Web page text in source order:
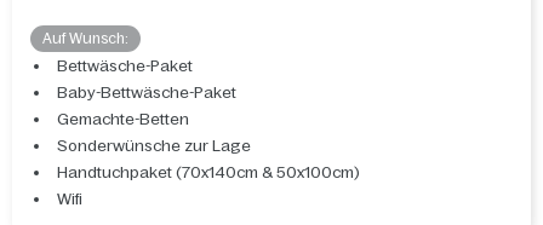
Auf Wunsch:
Bettwäsche-Paket
Baby-Bettwäsche-Paket
Gemachte-Betten
Sonderwünsche zur Lage
Handtuchpaket (70x140cm & 50x100cm)
Wifi